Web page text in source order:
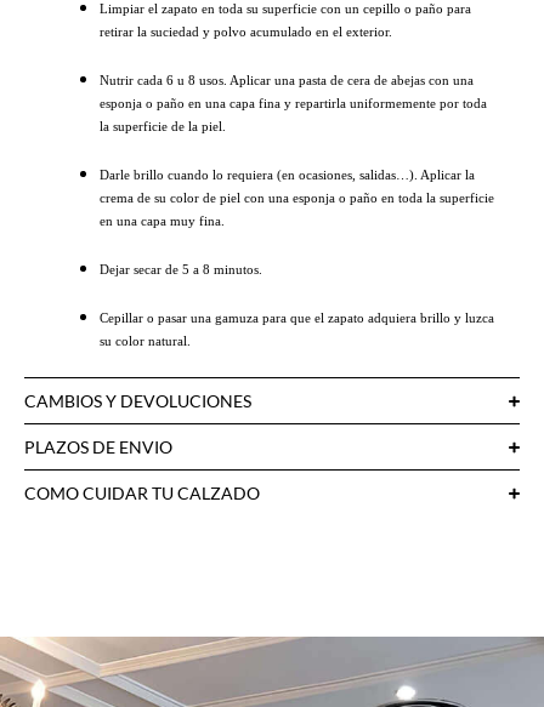
Limpiar el zapato en toda su superficie con un cepillo o paño para
retirar la suciedad y polvo acumulado en el exterior.
Nutrir cada 6 u 8 usos. Aplicar una pasta de cera de abejas con una
esponja o paño en una capa fina y repartirla uniformemente por toda
la superficie de la piel.
Darle brillo cuando lo requiera (en ocasiones, salidas…). Aplicar la
crema de su color de piel con una esponja o paño en toda la superficie
en una capa muy fina.
Dejar secar de 5 a 8 minutos.
Cepillar o pasar una gamuza para que el zapato adquiera brillo y luzca
su color natural.
CAMBIOS Y DEVOLUCIONES
PLAZOS DE ENVIO
COMO CUIDAR TU CALZADO